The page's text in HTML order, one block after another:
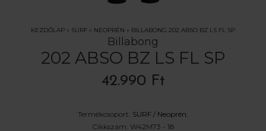
KEZDŐLAP » SURF » NEOPRÉN » BILLABONG 202 ABSO BZ LS FL SP
Billabong
202 ABSO BZ LS FL SP
42.990 Ft
Termékcsoport: SURF / Neoprén;
Cikkszám: W42M73 - 18